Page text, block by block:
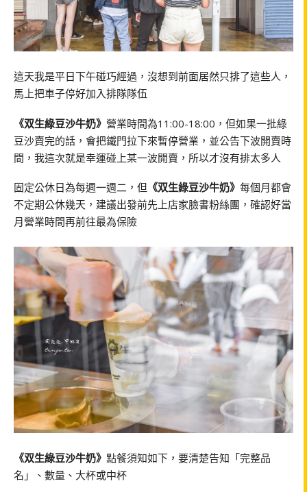
這天我是平日下午碰巧經過，沒想到前面居然只排了這些人，
馬上把車子停好加入排隊隊伍
《双生綠豆沙牛奶》 營業時間為11:00-18:00，但如果一批綠
豆沙賣完的話，會把鐵門拉下來暫停營業，並公告下波開賣時
間，我這次就是幸運碰上某一波開賣，所以才沒有排太多人
固定公休日為每週一週二，但 《双生綠豆沙牛奶》 每個月都會
不定期公休幾天，建議出發前先上店家臉書粉絲團，確認好當
月營業時間再前往最為保險
《双生綠豆沙牛奶》 點餐須知如下，要清楚告知「完整品
名」、數量、大杯或中杯